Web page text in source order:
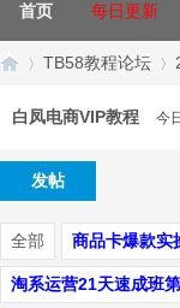
首页 每日更新
T »
TB58教程论坛
白凤电商VIP教程 今
发帖
全部 商品卡爆款实
淘系运营21天速成班